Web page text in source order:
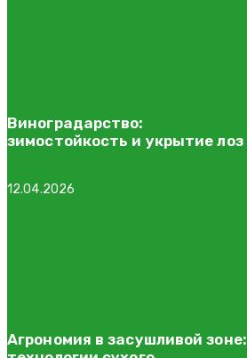
Виноградарство:
зимостойкость и укрытие лоз
12.04.2026
Агрономия в засушливой зоне: